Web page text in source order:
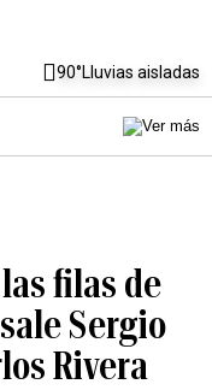
90°Lluvias aisladas
filas de
Sergio
Rivera